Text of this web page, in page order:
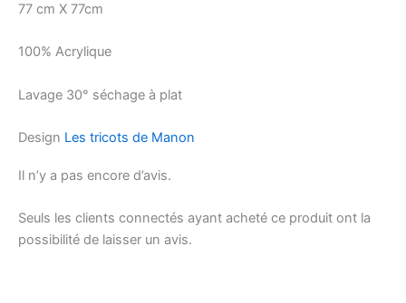
77 cm X 77cm
100% Acrylique
Lavage 30° séchage à plat
Design Les tricots de Manon
Il n’y a pas encore d’avis.
Seuls les clients connectés ayant acheté ce produit ont la
possibilité de laisser un avis.